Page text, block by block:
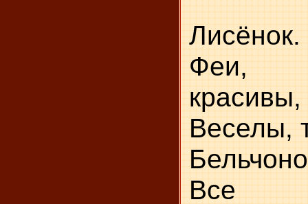
Лисёнок.
Феи,
красивы,
Веселы,
Все